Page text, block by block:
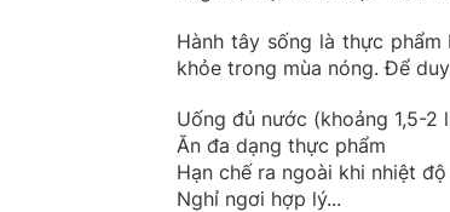
Hành tây sống là thực
khỏe trong mùa nóng. Để
Uống đủ nước (khoảng 1,5-2
Ăn đa dạng thực phẩm
Hạn chế ra ngoài khi nhiệt
Nghỉ ngơi hợp lý...